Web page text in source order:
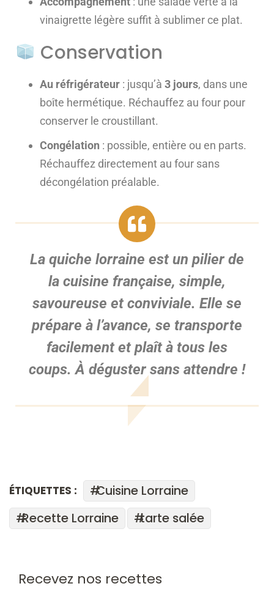
vinaigrette légère suffit à sublimer ce plat.
Conservation
Au réfrigérateur : jusqu’à 3 jours, dans une
boîte hermétique. Réchauffez au four pour
conserver le croustillant.
Congélation : possible, entière ou en parts.
Réchauffez directement au four sans
décongélation préalable.
La quiche lorraine est un pilier de
la cuisine française, simple,
savoureuse et conviviale. Elle se
prépare à l’avance, se transporte
facilement et plaît à tous les
coups. À déguster sans attendre !
ÉTIQUETTES :
Cuisine Lorraine
Recette Lorraine
tarte salée
Recevez nos recettes